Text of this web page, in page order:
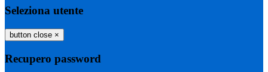
Seleziona utente
button close ×
Recupero password